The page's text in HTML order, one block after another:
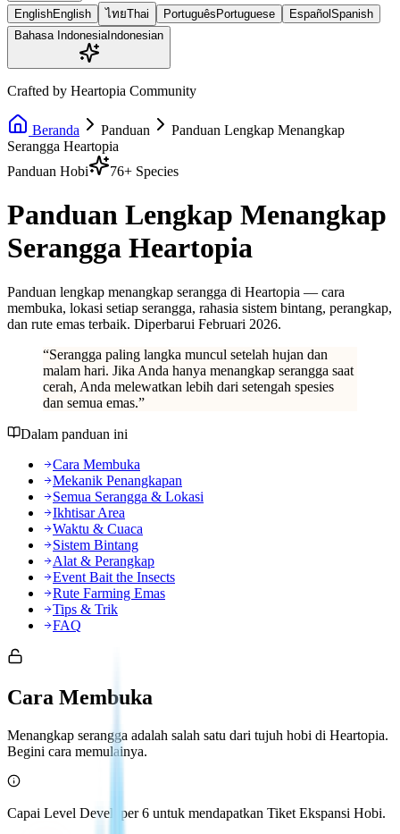
EnglishEnglish ไทยThai Português Portuguese Español Spanish
Bahasa IndonesiaIndonesian
Crafted by Heartopia Community
Beranda Panduan
Panduan Lengkap Menangkap
Serangga Heartopia
Panduan Hobi
76+ Species
Panduan Lengkap Menangkap
Serangga Heartopia
Panduan lengkap menangkap serangga di Heartopia — cara
membuka, lokasi setiap serangga, rahasia sistem bintang, perangkap,
dan rute emas terbaik. Diperbarui Februari 2026.
“Serangga paling langka muncul setelah hujan dan
malam hari. Jika Anda hanya menangkap serangga saat
cerah, Anda melewatkan lebih dari setengah spesies
dan semua emas.”
Dalam panduan ini
Cara Membuka
Mekanik Penangkapan
Semua Serangga & Lokasi
Ikhtisar Area
Waktu & Cuaca
Sistem Bintang
Alat & Perangkap
Event Bait the Insects
Rute Farming Emas
Tips & Trik
FAQ
Cara Membuka
Menangkap serangga adalah salah satu dari tujuh hobi di Heartopia.
Begini cara memulainya.
Capai Level Developer 6 untuk mendapatkan Tiket Ekspansi Hobi.